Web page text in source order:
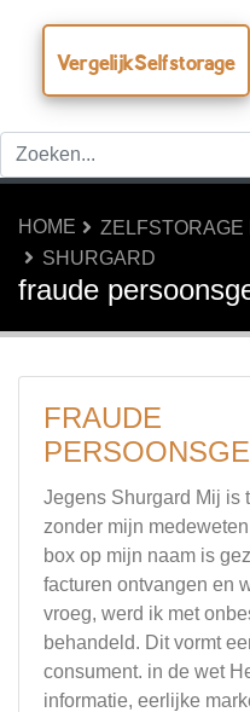
VergelijkSelfstorage
HOME
SHURGARD
fraude
FRAUDE
Jegens Shurgard Mij is
zonder mijn
box op mijn naam is
facturen ontvangen en
vroeg, werd ik met
behandeld. Dit vormt
consument. in de wet
informatie, eerlijke